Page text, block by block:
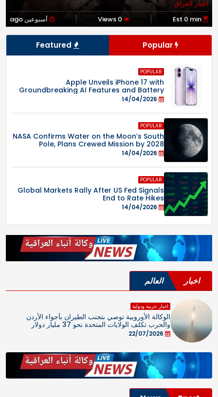
اخبار العراق
أسبوعين ago
Popular
POPULAR
Apple Unveils iPhone 17 with
Groundbreaking AI Features and Battery
Life
14/04/2026
POPULAR
NASA Confirms Water on the Moon’s South
Pole, Plans Crewed Mission by 2028
14/04/2026
POPULAR
Global Markets Rally After US Fed Signals
End to Rate Hikes
14/04/2026
اخبار العالم
اخبار عربية ودولية
الوكالة الأوروبية توصي بتجنب الطيران بأجواء الأردن
والحرب تكلف الولايات المتحدة نحو 37 مليار دولار
22/07/2026